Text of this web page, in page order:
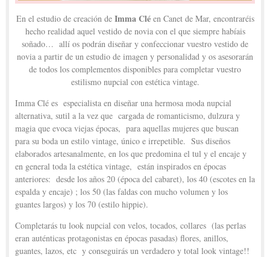
En el estudio de creación deImma Cléen Canet de Mar, encontraréis
hecho realidad aquel vestido de novia con el que siempre habíais
soñado… allí os podrán diseñar y confeccionar vuestro vestido de
novia a partir de un estudio de imagen y personalidad y os asesorarán
de todos los complementos disponibles para completar vuestro
estilismo nupcial con estética vintage.
Imma Clé es especialista en diseñar una hermosa moda nupcial
alternativa, sutil a la vez que cargada de romanticismo, dulzura y
magia que evoca viejas épocas, para aquellas mujeres que buscan
para su boda un estilo vintage, único e irrepetible. Sus diseños
elaborados artesanalmente, en los que predomina el tul y el encaje y
en general toda la estética vintage, están inspirados en épocas
anteriores: desde los años 20 (época del cabaret), los 40 (escotes en la
espalda y encaje) ; los 50 (las faldas con mucho volumen y los
guantes largos) y los 70 (estilo hippie).
Completarás tu look nupcial con velos, tocados, collares (las perlas
eran auténticas protagonistas en épocas pasadas) flores, anillos,
guantes, lazos, etc y conseguirás un verdadero y total look vintage!!